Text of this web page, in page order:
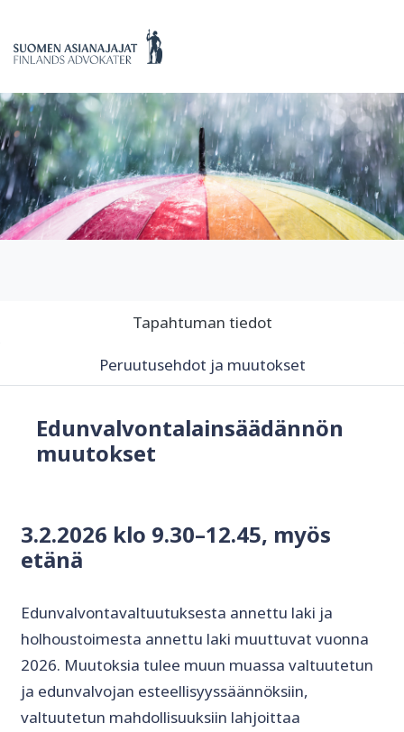
Tapahtuman tiedot
Peruutusehdot ja muutokset
Edunvalvontalainsäädännön
muutokset
3.2.2026 klo 9.30–12.45, myös
etänä
Edunvalvontavaltuutuksesta annettu laki ja
holhoustoimesta annettu laki muuttuvat vuonna
2026. Muutoksia tulee muun muassa valtuutetun
ja edunvalvojan esteellisyyssäännöksiin,
valtuutetun mahdollisuuksiin lahjoittaa